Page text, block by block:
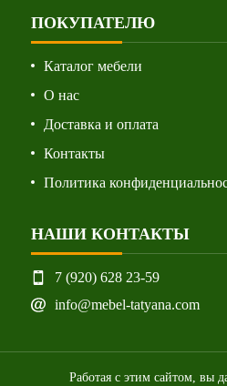
ПОКУПАТЕЛЮ
Каталог мебели
О нас
Доставка и оплата
Контакты
Политика
НАШИ КОНТАКТЫ
7 (920) 628 23-59
info@mebel-tatyana.com
Работая с этим сайтом, вы